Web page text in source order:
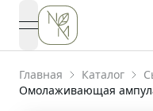
open navigation
Главная Каталог
Омолаживающая